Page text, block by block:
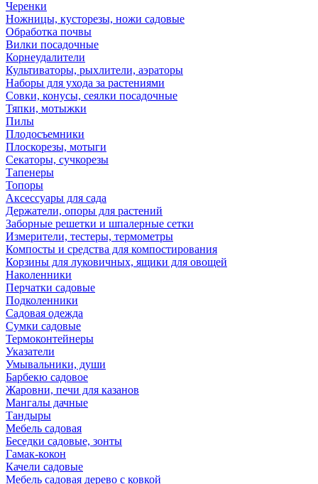
Черенки
Ножницы, кусторезы, ножи садовые
Обработка почвы
Вилки посадочные
Корнеудалители
Культиваторы, рыхлители, аэраторы
Наборы для ухода за растениями
Совки, конусы, сеялки посадочные
Тяпки, мотыжки
Пилы
Плодосъемники
Плоскорезы, мотыги
Секаторы, сучкорезы
Тапенеры
Топоры
Аксессуары для сада
Держатели, опоры для растений
Заборные решетки и шпалерные сетки
Измерители, тестеры, термометры
Компосты и средства для компостирования
Корзины для луковичных, ящики для овощей
Наколенники
Перчатки садовые
Подколенники
Садовая одежда
Сумки садовые
Термоконтейнеры
Указатели
Умывальники, души
Барбекю садовое
Жаровни, печи для казанов
Мангалы дачные
Тандыры
Мебель садовая
Беседки садовые, зонты
Гамак-кокон
Качели садовые
Мебель садовая дерево с ковкой